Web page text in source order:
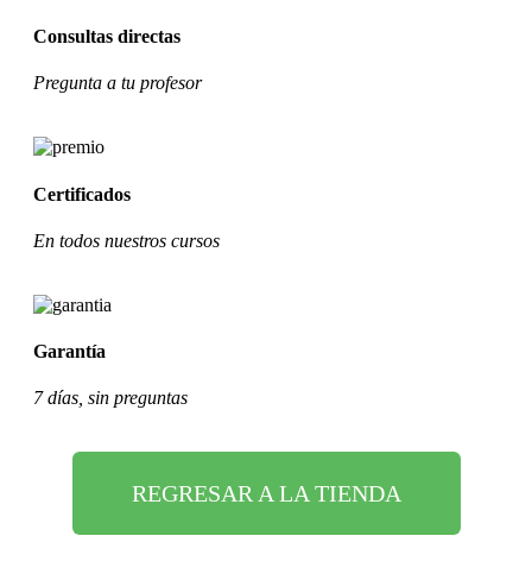
Consultas directas
Pregunta a tu profesor
Certificados
En todos nuestros cursos
Garantía
7 días, sin preguntas
REGRESAR A LA TIENDA